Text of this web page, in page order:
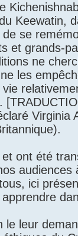
Keewatin,
se
et grands-
ne
les
Virginia
ont été
audiences
ici
le leur